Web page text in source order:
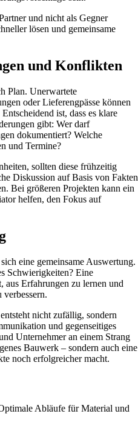
und nicht als Gegner
lösen und gemeinsame
und Konflikten
Plan. Unerwartete
oder Lieferengpässe können
ist, dass es klare
gibt: Wer darf
dokumentiert? Welche
und Termine?
sollten diese frühzeitig
Diskussion auf Basis von Fakten
Bei größeren Projekten kann ein
helfen, den Fokus auf
eine gemeinsame Auswertung.
Schwierigkeiten? Eine
aus Erfahrungen zu lernen und
nicht zufällig, sondern
und gegenseitiges
Unternehmer an einem Strang
Bauwerk – sondern auch eine
noch erfolgreicher macht.
Abläufe für Material und